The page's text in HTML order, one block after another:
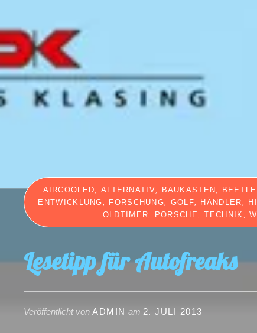
AIRCOOLED, ALTERNATIV, BAUKASTEN, BEETLE
ENTWICKLUNG, FORSCHUNG, GOLF, HÄNDLER,
OLDTIMER, PORSCHE,TECHNIK,
Lesetipp für Autofreaks
Veröffentlicht von ADMIN am 2. JULI 2013